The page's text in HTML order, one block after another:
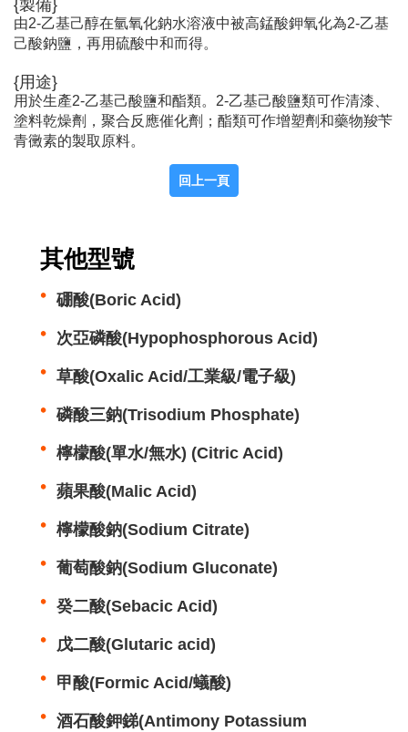
{製備}
由2-乙基己醇在氫氧化鈉水溶液中被高錳酸鉀氧化為2-乙基
己酸鈉鹽，再用硫酸中和而得。
{用途}
用於生產2-乙基己酸鹽和酯類。2-乙基己酸鹽類可作清漆、
塗料乾燥劑，聚合反應催化劑；酯類可作增塑劑和藥物羧苄
青黴素的製取原料。
其他型號
硼酸(Boric Acid)
次亞磷酸(Hypophosphorous Acid)
草酸(Oxalic Acid/工業級/電子級)
磷酸三鈉(Trisodium Phosphate)
檸檬酸(單水/無水) (Citric Acid)
蘋果酸(Malic Acid)
檸檬酸鈉(Sodium Citrate)
葡萄酸鈉(Sodium Gluconate)
癸二酸(Sebacic Acid)
戊二酸(Glutaric acid)
甲酸(Formic Acid/蟻酸)
酒石酸鉀銻(Antimony Potassium